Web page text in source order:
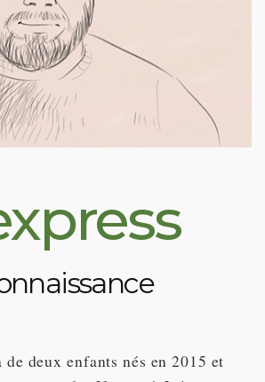
de deux enfants nés en 2015 et